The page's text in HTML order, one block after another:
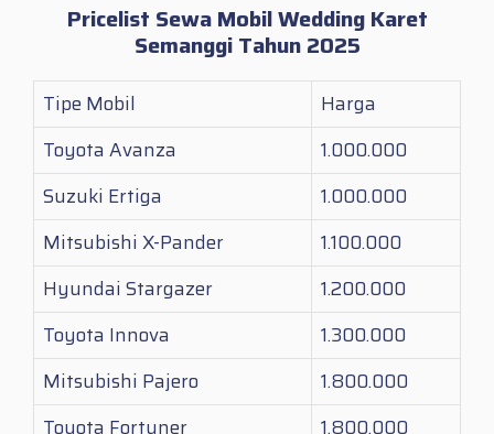
Pricelist Sewa Mobil Wedding Karet
Semanggi Tahun 2025
Tipe Mobil
Harga
Toyota Avanza
1.000.000
Suzuki Ertiga
1.000.000
Mitsubishi X-Pander
1.100.000
Hyundai Stargazer
1.200.000
Toyota Innova
1.300.000
Mitsubishi Pajero
1.800.000
Toyota Fortuner
1.800.000